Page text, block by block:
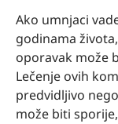
Ako umnjaci
godinama
oporavak može
Lečenje ovih
predvidljivo
može biti